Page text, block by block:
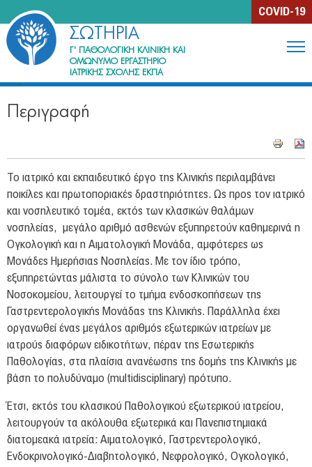
COVID-19
ΣΩΤΗΡΙΑ
Γ' ΠΑΘΟΛΟΓΙΚΗ ΚΛΙΝΙΚΗ ΚΑΙ
ΟΜΩΝΥΜΟ ΕΡΓΑΣΤΗΡΙΟ
ΙΑΤΡΙΚΗΣ ΣΧΟΛΗΣ ΕΚΠΑ
Η Κλινική
Περιγραφή
Ανθρώπινο Δυναμικό
Εκπαίδευση & Έρευνα
Συγγράμματα μελών της Κλινικής
Ενημέρωση ασθενών
Νέα & Εκδηλώσεις
ΟΚΙΒΕΕ
Είπαν για εμάς
Πρόσβαση
Περιγραφή
Το ιατρικό και εκπαιδευτικό έργο της Κλινικής περιλαμβάνει
ποικίλες και πρωτοποριακές δραστηριότητες. Ως προς τον ιατρικό
και νοσηλευτικό τομέα, εκτός των κλασικών θαλάμων
νοσηλείας, μεγάλο αριθμό ασθενών εξυπηρετούν καθημερινά η
Ογκολογική και η Αιματολογική Μονάδα, αμφότερες ως
Μονάδες Ημερήσιας Νοσηλείας. Με τον ίδιο τρόπο,
εξυπηρετώντας μάλιστα το σύνολο των Κλινικών του
Νοσοκομείου, λειτουργεί το τμήμα ενδοσκοπήσεων της
Γαστρεντερολογικής Μονάδας της Κλινικής. Παράλληλα έχει
οργανωθεί ένας μεγάλος αριθμός εξωτερικών ιατρείων με
ιατρούς διαφόρων ειδικοτήτων, πέραν της Εσωτερικής
Παθολογίας, στα πλαίσια ανανέωσης της δομής της Κλινικής με
βάση το πολυδύναμο (multidisciplinary) πρότυπο.
Έτσι, εκτός του κλασικού Παθολογικού εξωτερικού ιατρείου,
λειτουργούν τα ακόλουθα εξωτερικά και Πανεπιστημιακά
διατομεακά ιατρεία: Αιματολογικό, Γαστρεντερολογικό,
Ενδοκρινολογικό-Διαβητολογικό, Νεφρολογικό, Ογκολογικό,